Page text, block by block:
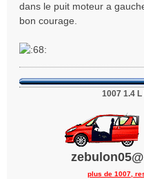
a
g
dans le puit moteur a
bon courage.
1007 1.4
plus de 1007,